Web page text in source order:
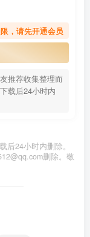
，请先开通会员
推荐收集整理而
载后24小时内
24小时内删除。
删除。敬